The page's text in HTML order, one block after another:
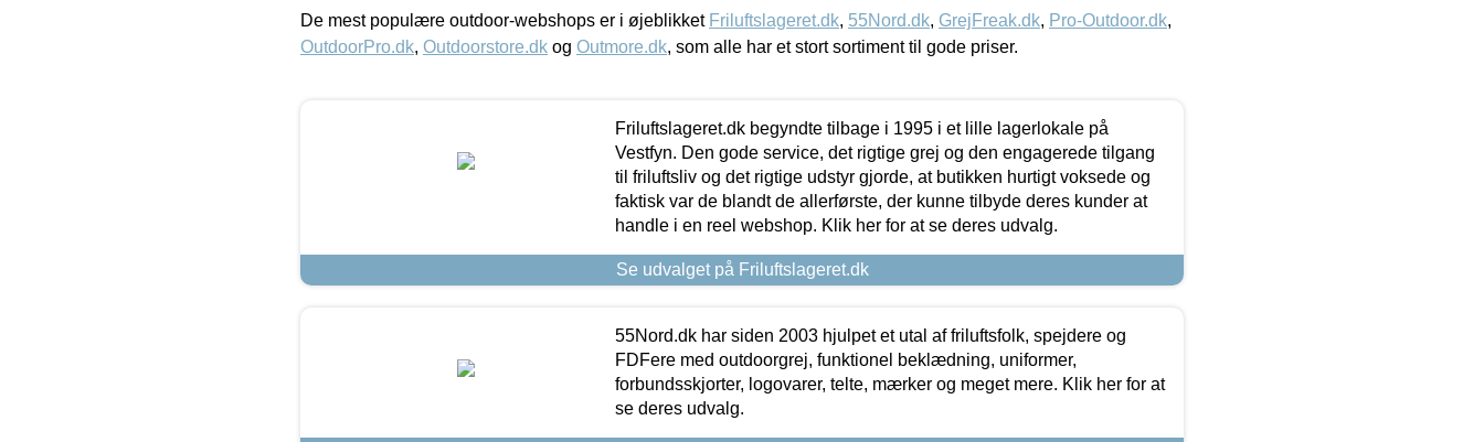
De mest populære outdoor-webshops er i øjeblikket Friluftslageret.dk, 55Nord.dk, GrejFreak.dk, Pro-Outdoor.dk,
OutdoorPro.dk, Outdoorstore.dk og Outmore.dk, som alle har et stort sortiment til gode priser.
Friluftslageret.dk begyndte tilbage i 1995 i et lille lagerlokale på
Vestfyn. Den gode service, det rigtige grej og den engagerede tilgang
til friluftsliv og det rigtige udstyr gjorde, at butikken hurtigt voksede og
faktisk var de blandt de allerførste, der kunne tilbyde deres kunder at
handle i en reel webshop. Klik her for at se deres udvalg.
Se udvalget på Friluftslageret.dk
55Nord.dk har siden 2003 hjulpet et utal af friluftsfolk, spejdere og
FDFere med outdoorgrej, funktionel beklædning, uniformer,
forbundsskjorter, logovarer, telte, mærker og meget mere. Klik her for at
se deres udvalg.